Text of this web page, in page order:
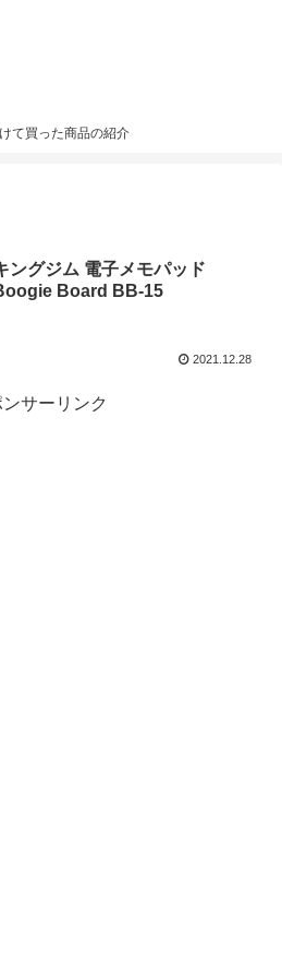
て買った商品の紹介
ングジム 電子メモパッド
Board BB-15
2021.12.28
ンサーリンク